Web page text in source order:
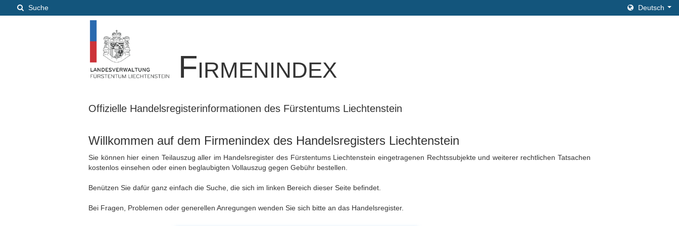
Suche Deutsch
Firmenindex
Offizielle Handelsregisterinformationen des Fürstentums Liechtenstein
Willkommen auf dem Firmenindex des Handelsregisters Liechtenstein
Sie können hier einen Teilauszug aller im Handelsregister des Fürstentums Liechtenstein eingetragenen Rechtssubjekte und weiterer rechtlichen Tatsachen
kostenlos einsehen oder einen beglaubigten Vollauszug gegen Gebühr bestellen.
Benützen Sie dafür ganz einfach die Suche, die sich im linken Bereich dieser Seite befindet.
Bei Fragen, Problemen oder generellen Anregungen wenden Sie sich bitte an das Handelsregister.